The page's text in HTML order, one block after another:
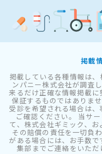
掲載
掲載している各種情報は
ンパニー株式会社が調査
来るだけ正確な情報掲載
保証するものではありま
受診を希望される場合は
ご確認ください。 当サ
て、株式会社ギミック、
その賠償の責任を一切負
がある場合には、お手数で
集部までご連絡をいただ